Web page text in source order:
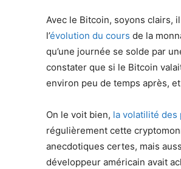
Avec le Bitcoin, soyons clairs,
l’évolution du cours de la
qu’une journée se solde par
constater que si le Bitcoin
environ peu de temps après,
On le voit bien, la volatilité des
régulièrement cette
anecdotiques certes, mais
développeur américain avait